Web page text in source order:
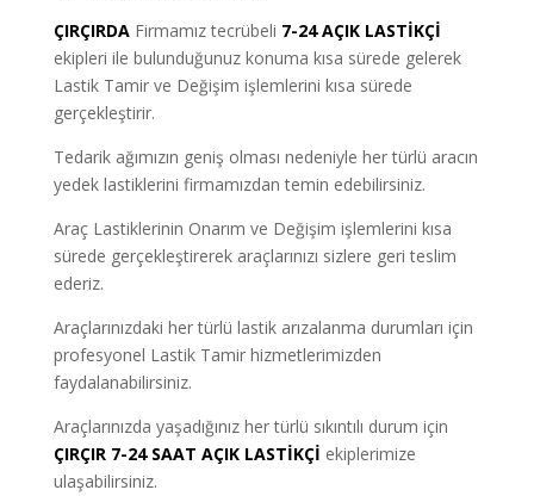
ÇIRÇIRDA Firmamız tecrübeli 7-24 AÇIK LASTİKÇİ
ekipleri ile bulunduğunuz konuma kısa sürede gelerek
Lastik Tamir ve Değişim işlemlerini kısa sürede
gerçekleştirir.
Tedarik ağımızın geniş olması nedeniyle her türlü aracın
yedek lastiklerini firmamızdan temin edebilirsiniz.
Araç Lastiklerinin Onarım ve Değişim işlemlerini kısa
sürede gerçekleştirerek araçlarınızı sizlere geri teslim
ederiz.
Araçlarınızdaki her türlü lastik arızalanma durumları için
profesyonel Lastik Tamir hizmetlerimizden
faydalanabilirsiniz.
Araçlarınızda yaşadığınız her türlü sıkıntılı durum için
ÇIRÇIR 7-24 SAAT AÇIK LASTİKÇİ ekiplerimize
ulaşabilirsiniz.